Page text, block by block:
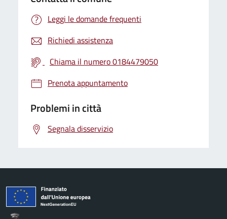
Leggi le domande frequenti
Richiedi assistenza
Chiama il numero 0184479050
Prenota appuntamento
Problemi in città
Segnala disservizio